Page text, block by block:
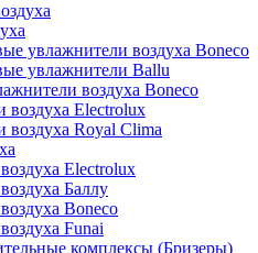
увлажнители воздуха Boneco
увлажнители Ballu
воздуха Boneco
воздуха Electrolux
воздуха Royal Clima
Electrolux
Баллу
Boneco
Funai
комплексы (Бризеры)